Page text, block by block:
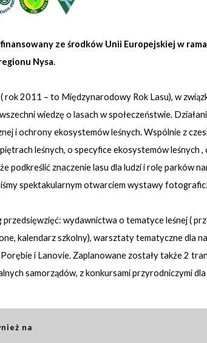
ze środków Unii Europejskiej w
Nysa.
2011 – to Międzynarodowy Rok Lasu), w
wiedzę o lasach w społeczeństwie.
i ochrony ekosystemów leśnych. Wspólnie z
leśnych, o specyfice ekosystemów leśnych
podkreślić znaczenie lasu dla ludzi i rolę parków
spektakularnym otwarciem wystawy
wydawnictwa o tematyce leśnej (
kalendarz szkolny), warsztaty tematyczne dla
i Lanovie. Zaplanowane zostały także 2
samorządów, z konkursami przyrodniczymi dla
na